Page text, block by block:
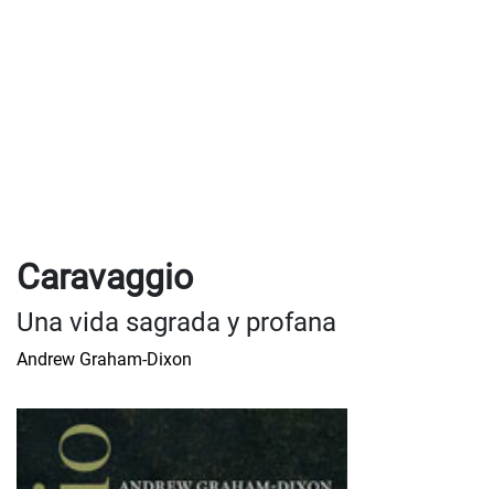
Caravaggio
Una vida sagrada y profana
Andrew Graham-Dixon